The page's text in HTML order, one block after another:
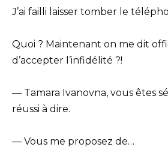
J’ai failli laisser tomber le
Quoi ? Maintenant on me dit
d’accepter l’infidélité ?!
— Tamara Ivanovna, vous êtes
réussi à dire.
— Vous me proposez de…